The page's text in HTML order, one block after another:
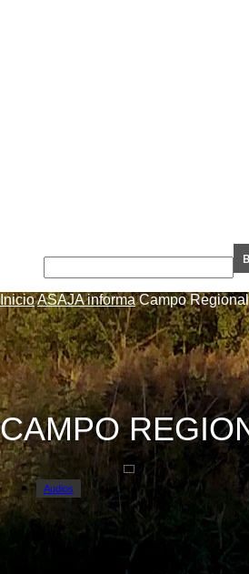
InicioASAJA informa Campo Regional
CAMPO
Audios
Campo Regional